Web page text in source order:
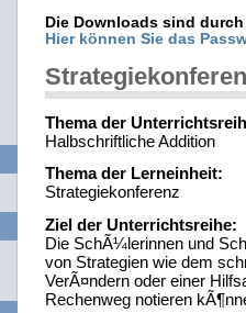
Die Downloads sind
Hier können Sie das
Thema der
Halbschriftliche Addition
Thema der Lerneinheit:
Strategiekonferenz
Ziel der Unterrichtsreihe:
Die SchÃ¼lerinnen und
von Strategien wie dem
VerÃ¤ndern oder einer
Rechenweg notieren